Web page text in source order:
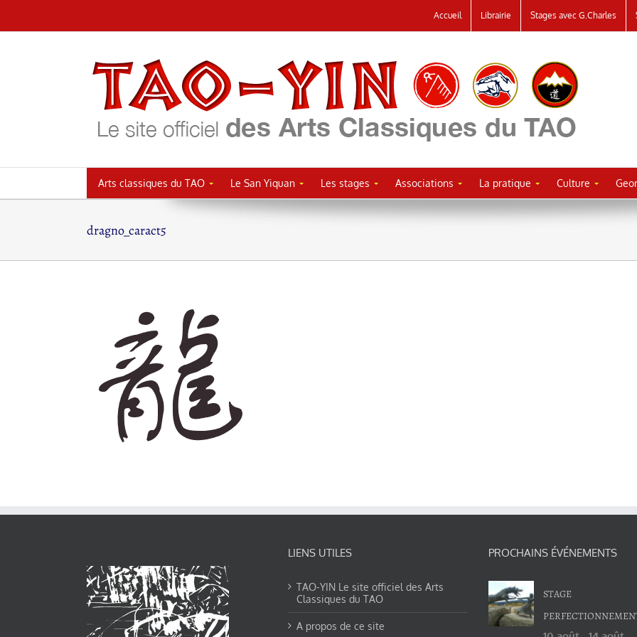
au
Accueil Librairie Stages avec G.Charles
Arts classiques du TAO Le San Yiquan Les stages Associations La pratique Culture
dragno_caract5
LIENS UTILES
TAO-YIN Le site officiel des Arts
Classiques du TAO
A propos de ce site
PROCHAINS ÉVÉNEMENTS
STAGE